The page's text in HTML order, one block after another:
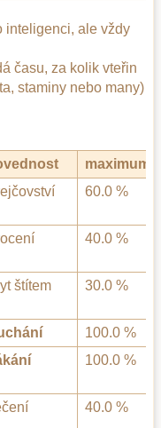
inteligenci, ale vždy
času, za kolik vteřin
staminy nebo many)
maximum
60.0 %
40.0 %
štítem 30.0 %
100.0 %
100.0 %
40.0 %